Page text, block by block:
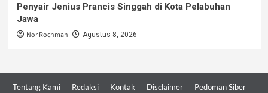
Penyair Jenius Prancis Singgah di Kota Pelabuhan
Jawa
Nor Rochman Agustus 8, 2026
Tentang Kami Redaksi Kontak Disclaimer
Pedoman Siber